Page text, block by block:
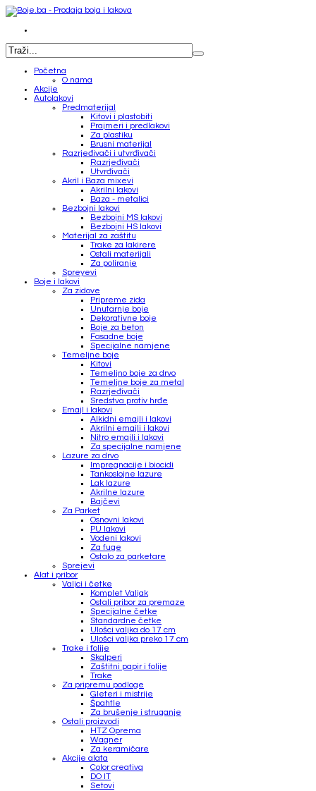
Početna
O nama
Akcije
Autolakovi
Predmaterijal
Kitovi i plastobiti
Prajmeri i predlakovi
Za plastiku
Brusni materijal
Razrjeđivači i utvrđivači
Razrjeđivači
Utvrđivači
Akril i Baza mixevi
Akrilni lakovi
Baza - metalici
Bezbojni lakovi
Bezbojni MS lakovi
Bezbojni HS lakovi
Materijal za zaštitu
Trake za lakirere
Ostali materijali
Za poliranje
Spreyevi
Boje i lakovi
Za zidove
Pripreme zida
Unutarnje boje
Dekorativne boje
Boje za beton
Fasadne boje
Specijalne namjene
Temeljne boje
Kitovi
Temeljno boje za drvo
Temeljne boje za metal
Razrjeđivači
Sredstva protiv hrđe
Emajl i lakovi
Alkidni emajli i lakovi
Akrilni emajli i lakovi
Nitro emajli i lakovi
Za specijalne namjene
Lazure za drvo
Impregnacije i biocidi
Tankoslojne lazure
Lak lazure
Akrilne lazure
Bajčevi
Za Parket
Osnovni lakovi
PU lakovi
Vodeni lakovi
Za fuge
Ostalo za parketare
Sprejevi
Alat i pribor
Valjci i četke
Komplet Valjak
Ostali pribor za premaze
Specijalne četke
Standardne četke
Ulošci valjka do 17 cm
Ulošci valjka preko 17 cm
Trake i folije
Skalperi
Zaštitni papir i folije
Trake
Za pripremu podloge
Gleteri i mistrije
Špahtle
Za brušenje i struganje
Ostali proizvodi
HTZ Oprema
Wagner
Za keramičare
Akcije alata
Color creativa
DO IT
Setovi